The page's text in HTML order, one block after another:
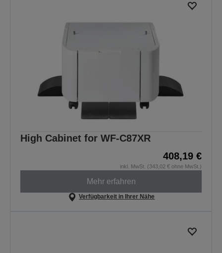
High Cabinet for WF-C87XR
408,19 €
inkl. MwSt. (343,02 € ohne MwSt.)
Mehr erfahren
Verfügbarkeit in Ihrer Nähe